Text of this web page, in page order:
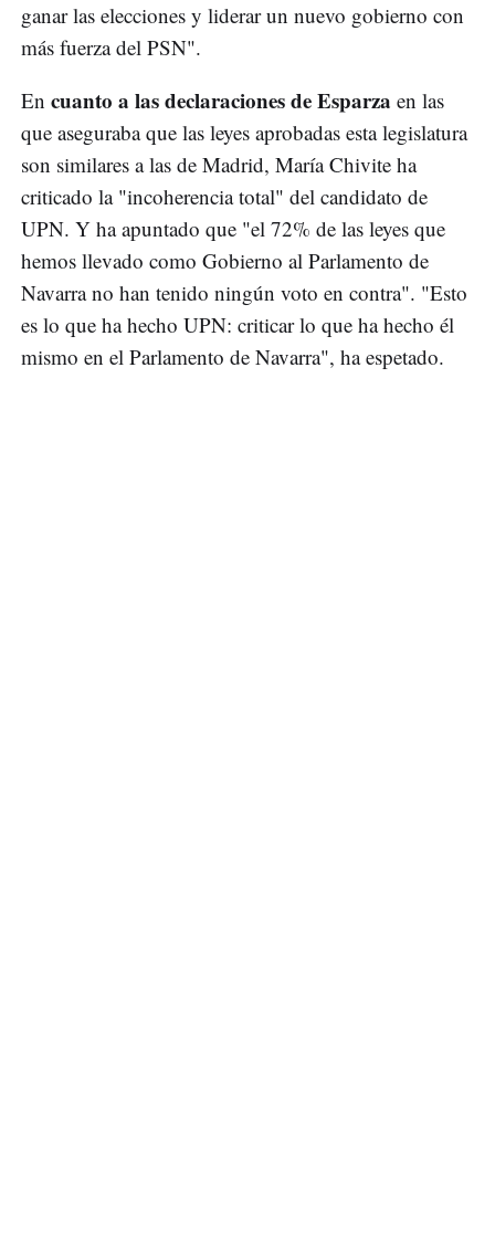
ganar las elecciones y liderar un nuevo gobierno con
más fuerza del PSN".
En cuanto a las declaraciones de Esparza en las
que aseguraba que las leyes aprobadas esta legislatura
son similares a las de Madrid, María Chivite ha
criticado la "incoherencia total" del candidato de
UPN. Y ha apuntado que "el 72% de las leyes que
hemos llevado como Gobierno al Parlamento de
Navarra no han tenido ningún voto en contra". "Esto
es lo que ha hecho UPN: criticar lo que ha hecho él
mismo en el Parlamento de Navarra", ha espetado.